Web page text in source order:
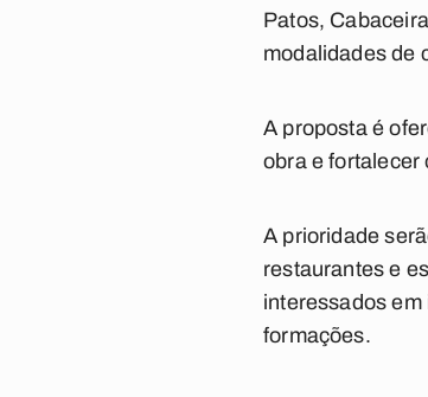
Patos,
modalidades de
A proposta é
obra e fortalecer
A prioridade
restaurantes e
interessados
formações.